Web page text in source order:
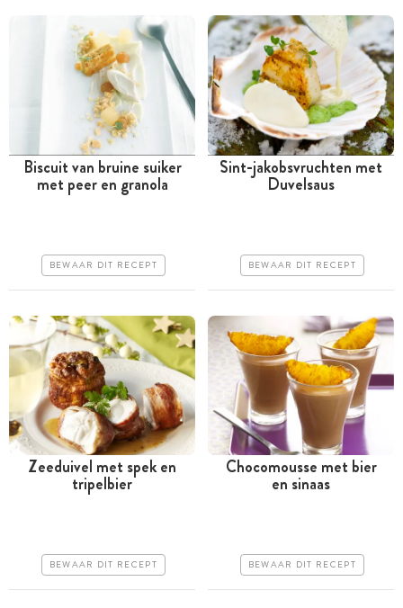
Tussen 30 minuten en 1
Biscuit van bruine suiker
met peer en granola
BEWAAR DIT RECEPT
Tussen 30 minuten en 1
Sint-jakobsvruchten met
Duvelsaus
BEWAAR DIT RECEPT
Meer dan 1 uur
Makkelijk
Zeeduivel met spek en
tripelbier
BEWAAR DIT RECEPT
Meer dan 1 uur
Makkelijk
Chocomousse met bier
en sinaas
BEWAAR DIT RECEPT